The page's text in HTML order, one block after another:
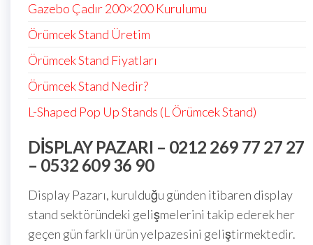
Gazebo Çadır 200×200 Kurulumu
Örümcek Stand Üretim
Örümcek Stand Fiyatları
Örümcek Stand Nedir?
L-Shaped Pop Up Stands (L Örümcek Stand)
DISPLAY PAZARI – 0212 269 77 27 27
– 0532 609 36 90
Display Pazarı, kurulduğu günden itibaren display
stand sektöründeki gelişmelerini takip ederek her
geçen gün farklı ürün yelpazesini geliştirmektedir.